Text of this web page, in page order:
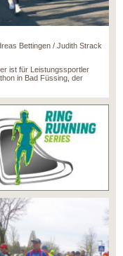
Bettingen / Judith Strack
ist für Leistungssportler
in Bad Füssing, der